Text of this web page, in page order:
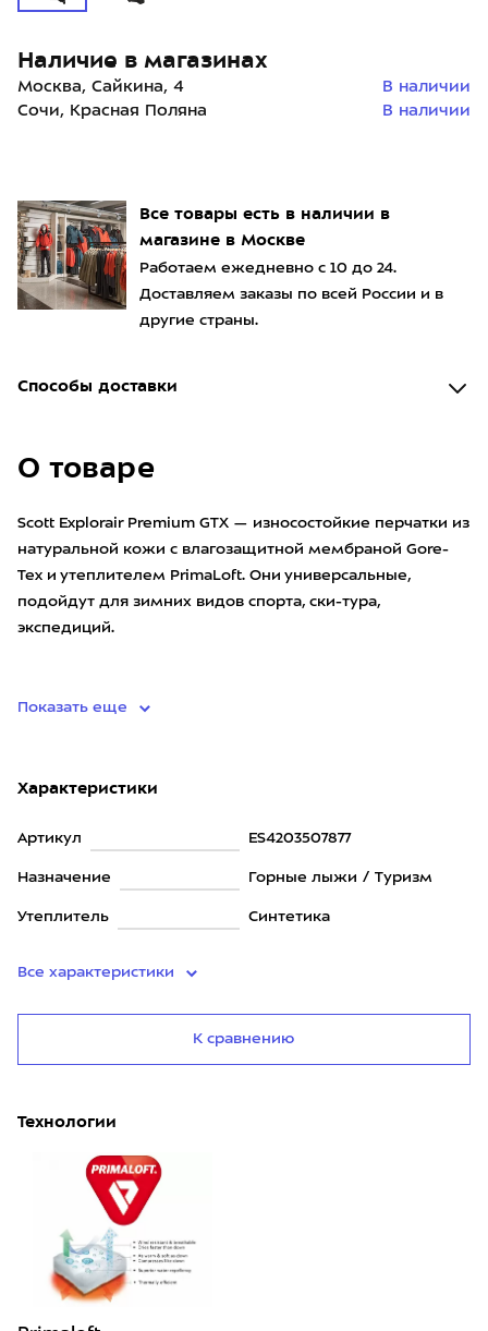
Все товары есть в наличии в
магазине в Москве
Работаем ежедневно с 10 до 24.
Доставляем заказы по всей России и в
другие страны.
Способы доставки
О товаре
Scott Explorair Premium GTX — износостойкие перчатки из
натуральной кожи с влагозащитной мембраной Gore-
Tex и утеплителем PrimaLoft. Они универсальные,
подойдут для зимних видов спорта, ски-тура,
экспедиций.
Показать еще
Характеристики
Артикул ES4203507877
Назначение Горные лыжи / Туризм
Утеплитель Синтетика
Все характеристики
К сравнению
Технологии
Наличие в магазинах
Москва, Сайкина, 4
В наличии
Сочи, Красная Поляна
В наличии